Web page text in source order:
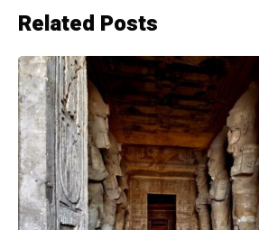
Related Posts